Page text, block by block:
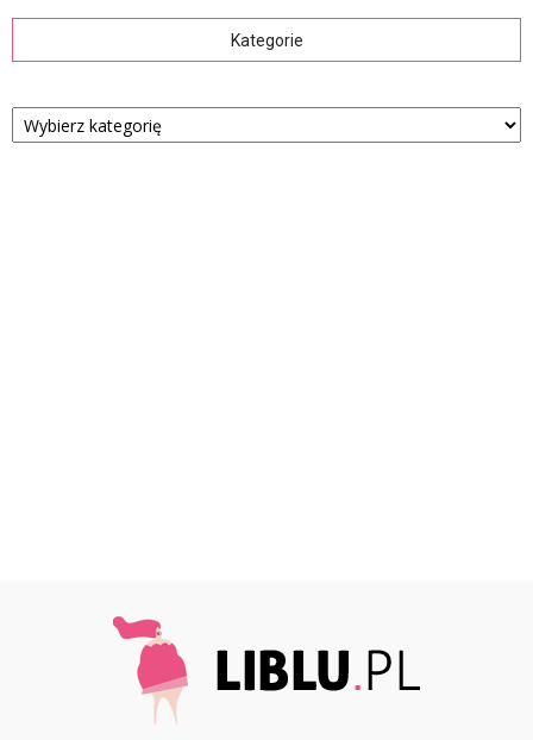
Kategorie
Kategorie